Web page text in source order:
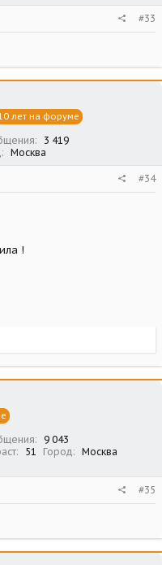
#33
лет на форуме
3 419
Москва
#34
!
9 043
51 Город
Москва
#35